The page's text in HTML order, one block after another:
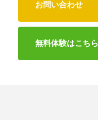
お問い合わせ
無料体験はこちら